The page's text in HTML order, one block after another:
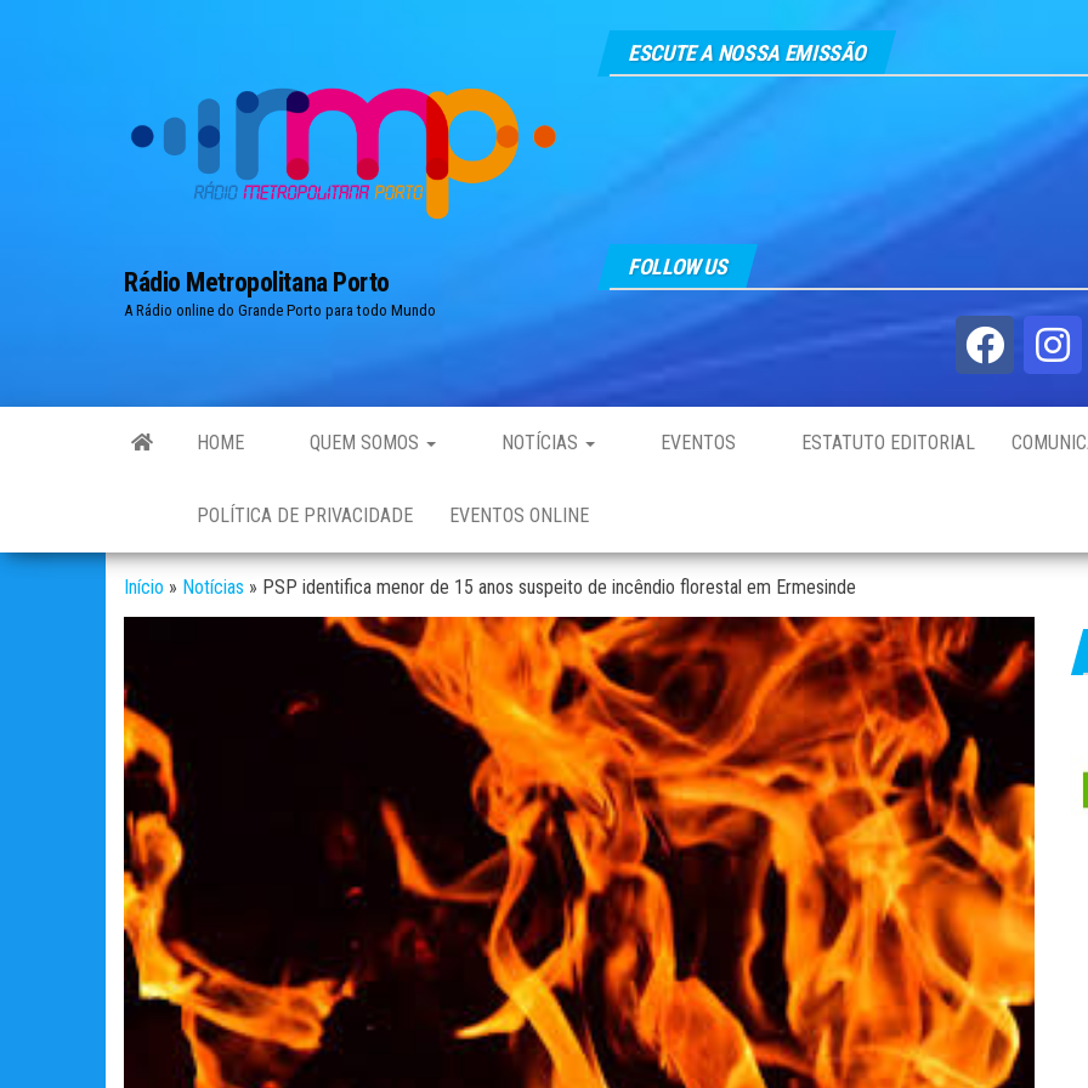
Rádio Metropolitana Porto
A Rádio online do Grande Porto para todo Mundo
ESCUTE A NOSSA EMISSÃO
FOLLOW US
HOME QUEM SOMOS NOTÍCIAS EVENTOS ESTATUTO EDITORIAL
POLÍTICA DE PRIVACIDADE EVENTOS ONLINE
Início » Notícias » PSP identifica menor de 15 anos suspeito de incêndio florestal em Ermesinde